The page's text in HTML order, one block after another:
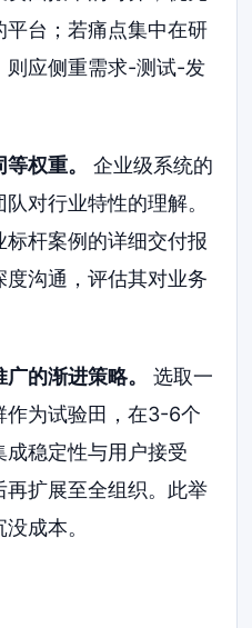
台；若痛点集中在研
则应侧重需求-测试-发
权重。
企业级系统的
对行业特性的理解。
杆案例的详细交付报
沟通，评估其对业务
的渐进策略。
选取一
作为试验田，在3-6个
成稳定性与用户接受
再扩展至全组织。此举
成本。